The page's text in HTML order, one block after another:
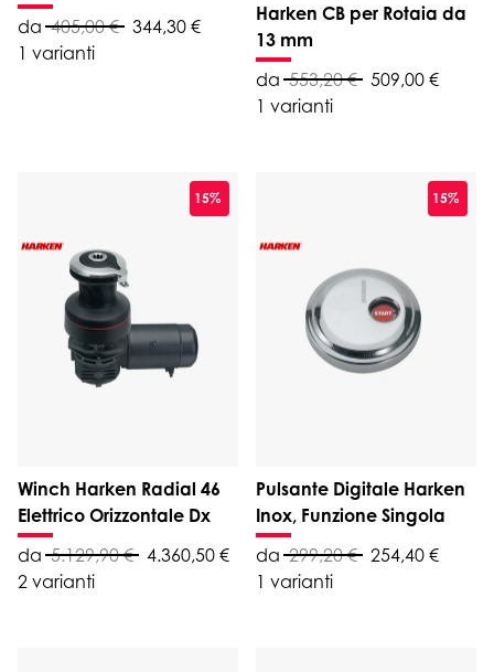
da 405,00 € 344,30 €
1 varianti
Harken CB per Rotaia da
13 mm
da 553,20 € 509,00 €
1 varianti
15%
Winch Harken Radial 46
Elettrico Orizzontale Dx
da 5.129,90 € 4.360,50 €
2 varianti
15%
Pulsante Digitale Harken
Inox, Funzione Singola
da 299,20 € 254,40 €
1 varianti